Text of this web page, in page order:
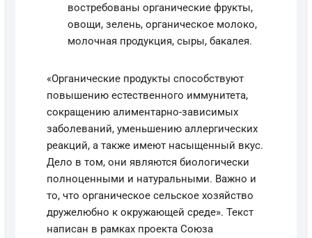
востребованы органические фрукты,
овощи, зелень, органическое молоко,
молочная продукция, сыры, бакалея.
«Органические продукты способствуют
повышению естественного иммунитета,
сокращению алиментарно-зависимых
заболеваний, уменьшению аллергических
реакций, а также имеют насыщенный вкус.
Дело в том, они являются биологически
полноценными и натуральными. Важно и
то, что органическое сельское хозяйство
дружелюбно к окружающей среде». Текст
написан в рамках проекта Союза